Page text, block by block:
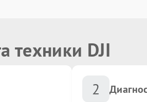
техники DJI
2